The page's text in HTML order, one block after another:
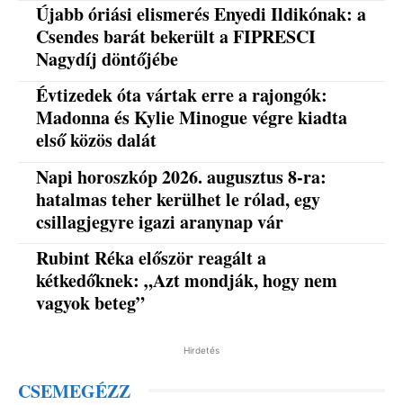
Újabb óriási elismerés Enyedi Ildikónak: a
Csendes barát bekerült a FIPRESCI
Nagydíj döntőjébe
Évtizedek óta vártak erre a rajongók:
Madonna és Kylie Minogue végre kiadta
első közös dalát
Napi horoszkóp 2026. augusztus 8-ra:
hatalmas teher kerülhet le rólad, egy
csillagjegyre igazi aranynap vár
Rubint Réka először reagált a
kétkedőknek: „Azt mondják, hogy nem
vagyok beteg”
Hirdetés
CSEMEGÉZZ